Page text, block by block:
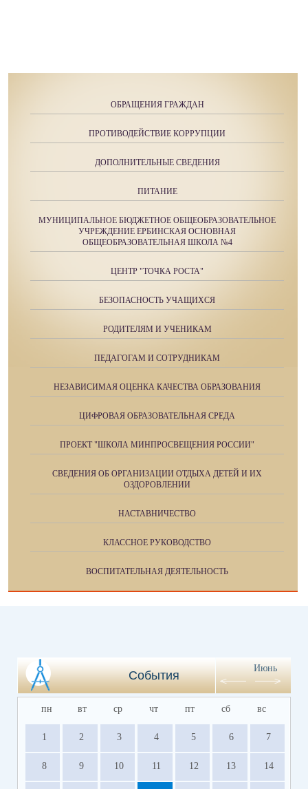
ОБРАЩЕНИЯ ГРАЖДАН
ПРОТИВОДЕЙСТВИЕ КОРРУПЦИИ
ДОПОЛНИТЕЛЬНЫЕ СВЕДЕНИЯ
ПИТАНИЕ
МУНИЦИПАЛЬНОЕ БЮДЖЕТНОЕ ОБЩЕОБРАЗОВАТЕЛЬНОЕ
УЧРЕЖДЕНИЕ ЕРБИНСКАЯ ОСНОВНАЯ
ОБЩЕОБРАЗОВАТЕЛЬНАЯ ШКОЛА №4
ЦЕНТР "ТОЧКА РОСТА"
БЕЗОПАСНОСТЬ УЧАЩИХСЯ
РОДИТЕЛЯМ И УЧЕНИКАМ
ПЕДАГОГАМ И СОТРУДНИКАМ
НЕЗАВИСИМАЯ ОЦЕНКА КАЧЕСТВА ОБРАЗОВАНИЯ
ЦИФРОВАЯ ОБРАЗОВАТЕЛЬНАЯ СРЕДА
ПРОЕКТ "ШКОЛА МИНПРОСВЕЩЕНИЯ РОССИИ"
СВЕДЕНИЯ ОБ ОРГАНИЗАЦИИ ОТДЫХА ДЕТЕЙ И ИХ
ОЗДОРОВЛЕНИИ
НАСТАВНИЧЕСТВО
КЛАССНОЕ РУКОВОДСТВО
ВОСПИТАТЕЛЬНАЯ ДЕЯТЕЛЬНОСТЬ
События
Июнь
пн вт ср чт пт сб вс
1 2 3 4 5 6 7
8 9 10 11 12 13 14